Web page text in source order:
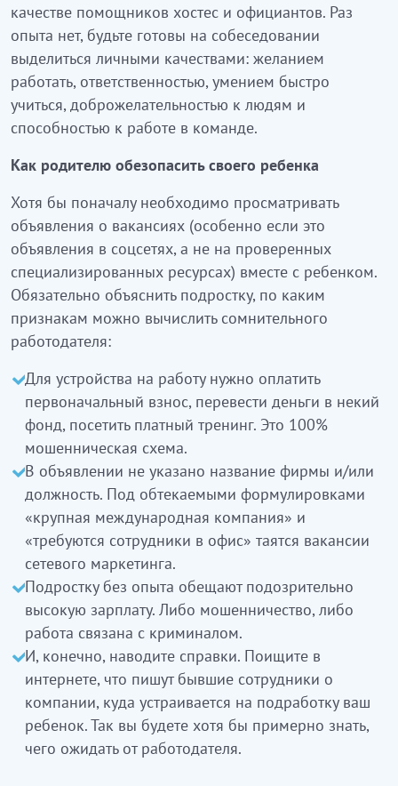
качестве помощников хостес и официантов. Раз
опыта нет, будьте готовы на собеседовании
выделиться личными качествами: желанием
работать, ответственностью, умением быстро
учиться, доброжелательностью к людям и
способностью к работе в команде.
Как родителю обезопасить своего ребенка
Хотя бы поначалу необходимо просматривать
объявления о вакансиях (особенно если это
объявления в соцсетях, а не на проверенных
специализированных ресурсах) вместе с ребенком.
Обязательно объяснить подростку, по каким
признакам можно вычислить сомнительного
работодателя:
Для устройства на работу нужно оплатить
первоначальный взнос, перевести деньги в некий
фонд, посетить платный тренинг. Это 100%
мошенническая схема.
В объявлении не указано название фирмы и/или
должность. Под обтекаемыми формулировками
«крупная международная компания» и
«требуются сотрудники в офис» таятся вакансии
сетевого маркетинга.
Подростку без опыта обещают подозрительно
высокую зарплату. Либо мошенничество, либо
работа связана с криминалом.
И, конечно, наводите справки. Поищите в
интернете, что пишут бывшие сотрудники о
компании, куда устраивается на подработку ваш
ребенок. Так вы будете хотя бы примерно знать,
чего ожидать от работодателя.